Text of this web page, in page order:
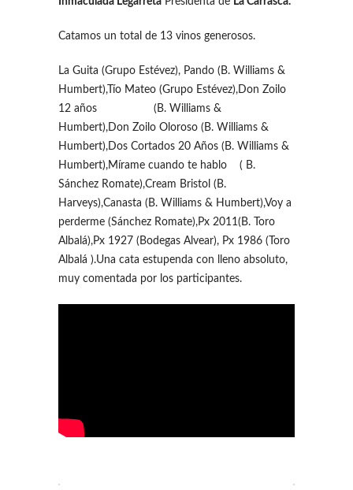
Catamos un total de 13 vinos generosos.
La Guita (Grupo Estévez), Pando (B. Williams &
Humbert),Tío Mateo (Grupo Estévez),Don Zoilo
12 años (B. Williams &
Humbert),Don Zoilo Oloroso (B. Williams &
Humbert),Dos Cortados 20 Años (B. Williams &
Humbert),Mírame cuando te hablo ( B.
Sánchez Romate),Cream Bristol (B.
Harveys),Canasta (B. Williams & Humbert),Voy a
perderme (Sánchez Romate),Px 2011(B. Toro
Albalá),Px 1927 (Bodegas Alvear), Px 1986 (Toro
Albalá ).Una cata estupenda con lleno absoluto,
muy comentada por los participantes.